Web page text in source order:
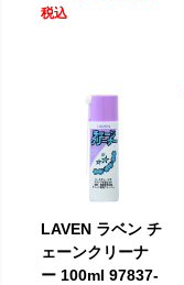
税込
LAVEN ラベン チ
ェーンクリーナ
ー 100ml 97837-